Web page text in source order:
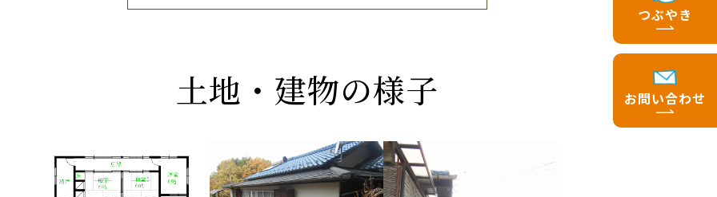
つぶやき
お問い合わせ
土地・建物の様子